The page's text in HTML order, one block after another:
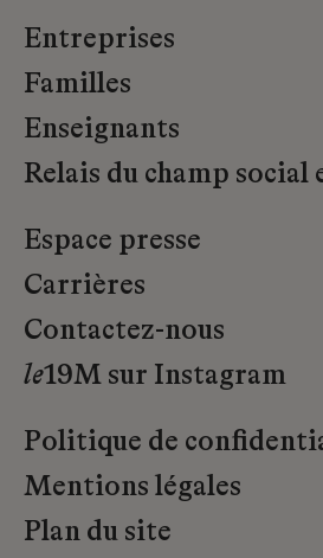
Entreprises
Familles
Enseignants
Relais du champ social
Espace presse
Carrières
Contactez-nous
le19M sur Instagram
Politique de
Mentions légales
Plan du site